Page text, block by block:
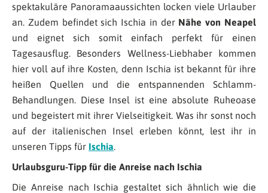
spektakuläre Panoramaaussichten locken viele Urlauber
an. Zudem befindet sich Ischia in der Nähe von Neapel
und eignet sich somit einfach perfekt für einen
Tagesausflug. Besonders Wellness-Liebhaber kommen
hier voll auf ihre Kosten, denn Ischia ist bekannt für ihre
heißen Quellen und die entspannenden Schlamm-
Behandlungen. Diese Insel ist eine absolute Ruheoase
und begeistert mit ihrer Vielseitigkeit. Was ihr sonst noch
auf der italienischen Insel erleben könnt, lest ihr in
unseren Tipps für Ischia.
Urlaubsguru-Tipp für die Anreise nach Ischia
Die Anreise nach Ischia gestaltet sich ähnlich wie die